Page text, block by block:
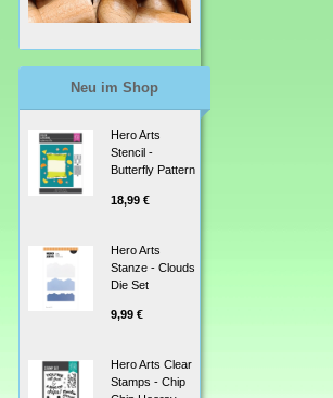
Faber-Castell
Albrecht Dürer
Faber-Castell -
Neu im Shop
Hero Arts
Stencil -
Butterfly Pattern
18,99 €
Hero Arts
Stanze - Clouds
Die Set
9,99 €
Hero Arts Clear
Stamps - Chip